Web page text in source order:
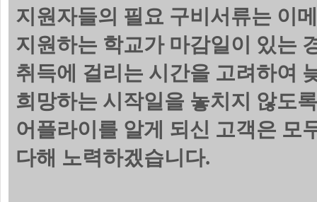
지원자들의 필요 구비서류는 이
지원하는 학교가 마감일이 있는
취득에 걸리는 시간을 고려하여
희망하는 시작일을 놓치지 않도
어플라이를 알게 되신 고객은 모
다해 노력하겠습니다.